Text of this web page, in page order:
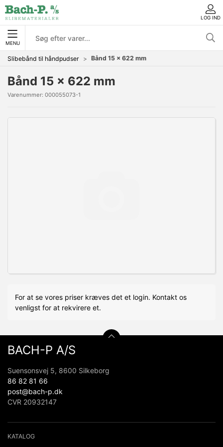
LOG IND
MENU
Slibebånd til håndpudser Bånd 15 x 622 mm
Bånd 15 x 622 mm
Varenummer: 000055073-1
For at se vores priser kræves det et login. Kontakt os
venligst for at rekvirere et.
BACH-P A/S
Suensonsvej 5, 8600 Silkeborg
86 82 81 66
post@bach-p.dk
CVR 20932147
KATALOG